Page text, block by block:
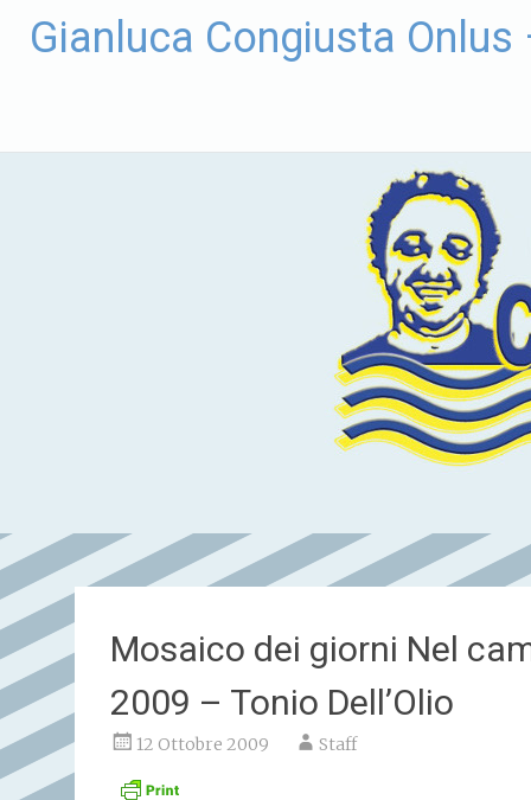
Gianluca Congiusta Onlus
Mosaico dei giorni Nel
2009 – Tonio Dell’Olio
12 Ottobre 2009 Staff